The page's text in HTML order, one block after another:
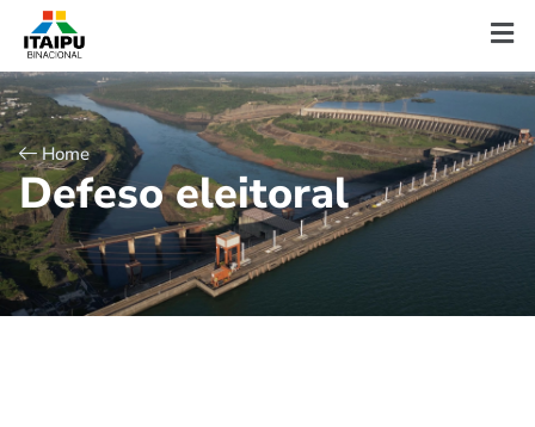
Home
Defeso eleitoral